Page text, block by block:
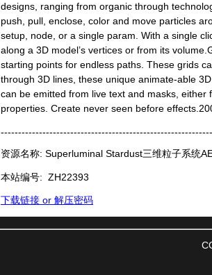
designs, ranging from organic through
push, pull, enclose, color and move particles
setup, node, or a single param. With a single
along a 3D model’s vertices or from its
starting points for endless paths. These grids
through 3D lines, these unique animate-able
can be emitted from live text and masks,
properties. Create never seen before
资源名称: Superluminal Stardust三维粒子系统
本站编号: ZH22393
下载链接 or 解压密码